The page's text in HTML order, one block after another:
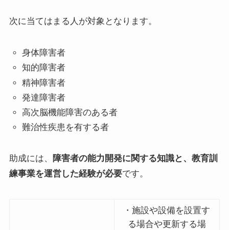
次に当てはまる人が対象となります。
身体障害者
知的障害者
精神障害者
発達障害者
高次脳機能障害のある者
難治性疾患を有する者
助成には、
障害者の能力開発に関する知識と、教育訓
練事業を運営した経験が必要です。
・施設や設備を設置す
る場合や更新する場